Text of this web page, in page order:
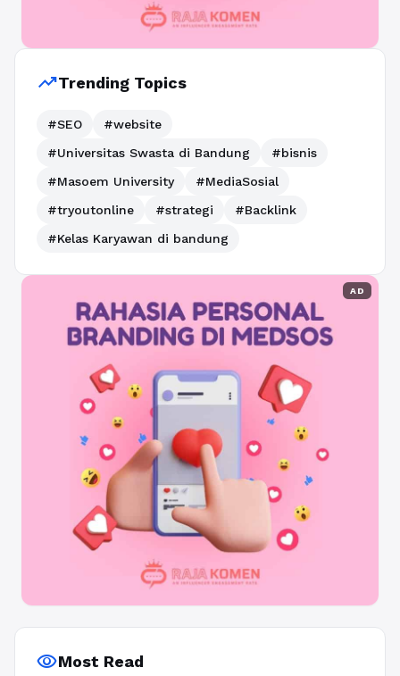
trending_upTrending Topics
#SEO
#website
#Universitas Swasta di Bandung
#bisnis
#Masoem University
#MediaSosial
#tryoutonline
#strategi
#Backlink
#Kelas Karyawan di bandung
AD
visibilityMost Read